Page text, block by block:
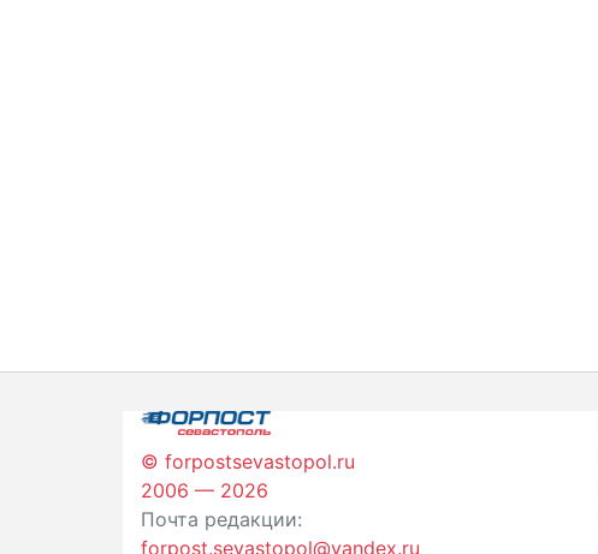
© forpostsevastopol.ru
2006 — 2026
Почта редакции:
forpost.sevastopol@yandex.ru